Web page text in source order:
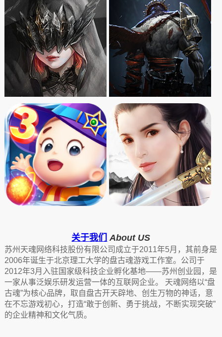
关于我们 About US
苏州天魂网络科技股份有限公司成立于2011年5月，其前身是
2006年诞生于北京理工大学的盘古魂游戏工作室。公司于
2012年3月入驻国家级科技企业孵化基地——苏州创业园，是
一家从事泛娱乐研发运营一体的互联网企业。
天魂网络以“盘
古魂”为核心品牌，取自盘古开天辟地、创生万物的神话，意
在不忘游戏初心，打造“敢于创新、勇于挑战，不断实现突破”
的企业精神和文化气质。